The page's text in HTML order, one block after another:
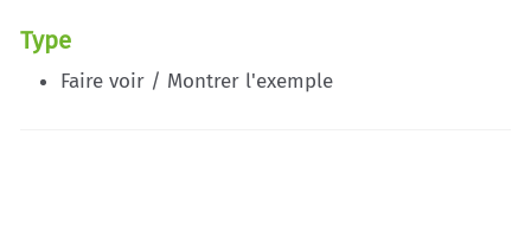
Type
Faire voir / Montrer l'exemple